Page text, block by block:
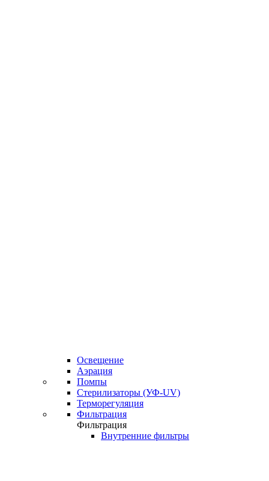
Освещение
Аэрация
Помпы
Стерилизаторы (УФ-UV)
Терморегуляция
Фильтрация
Фильтрация
Внутренние фильтры